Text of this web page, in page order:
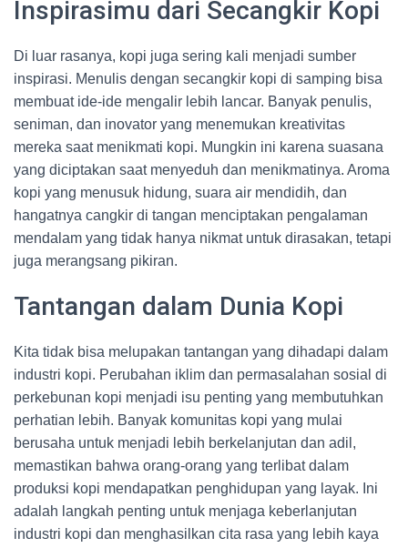
Inspirasimu dari Secangkir Kopi
Di luar rasanya, kopi juga sering kali menjadi sumber
inspirasi. Menulis dengan secangkir kopi di samping bisa
membuat ide-ide mengalir lebih lancar. Banyak penulis,
seniman, dan inovator yang menemukan kreativitas
mereka saat menikmati kopi. Mungkin ini karena suasana
yang diciptakan saat menyeduh dan menikmatinya. Aroma
kopi yang menusuk hidung, suara air mendidih, dan
hangatnya cangkir di tangan menciptakan pengalaman
mendalam yang tidak hanya nikmat untuk dirasakan, tetapi
juga merangsang pikiran.
Tantangan dalam Dunia Kopi
Kita tidak bisa melupakan tantangan yang dihadapi dalam
industri kopi. Perubahan iklim dan permasalahan sosial di
perkebunan kopi menjadi isu penting yang membutuhkan
perhatian lebih. Banyak komunitas kopi yang mulai
berusaha untuk menjadi lebih berkelanjutan dan adil,
memastikan bahwa orang-orang yang terlibat dalam
produksi kopi mendapatkan penghidupan yang layak. Ini
adalah langkah penting untuk menjaga keberlanjutan
industri kopi dan menghasilkan cita rasa yang lebih kaya